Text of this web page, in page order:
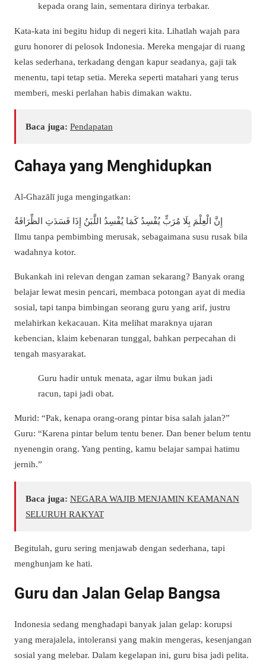
kepada orang lain, sementara dirinya terbakar.
Kata-kata ini begitu hidup di negeri kita. Lihatlah wajah para
guru honorer di pelosok Indonesia. Mereka mengajar di ruang
kelas sederhana, terkadang dengan kapur seadanya, gaji tak
menentu, tapi tetap setia. Mereka seperti matahari yang terus
memberi, meski perlahan habis dimakan waktu.
Baca juga: Pendapatan
Cahaya yang Menghidupkan
Al-Ghazālī juga mengingatkan:
إِنَّ الْعِلْمَ بِلَا مُرَبٍّ يُفْسِدُ كَمَا يُفْسِدُ اللَّبَنُ إِذَا فَسَدَتِ الظِّرَافَةُ
Ilmu tanpa pembimbing merusak, sebagaimana susu rusak bila
wadahnya kotor.
Bukankah ini relevan dengan zaman sekarang? Banyak orang
belajar lewat mesin pencari, membaca potongan ayat di media
sosial, tapi tanpa bimbingan seorang guru yang arif, justru
melahirkan kekacauan. Kita melihat maraknya ujaran
kebencian, klaim kebenaran tunggal, bahkan perpecahan di
tengah masyarakat.
Guru hadir untuk menata, agar ilmu bukan jadi
racun, tapi jadi obat.
Murid: “Pak, kenapa orang-orang pintar bisa salah jalan?”
Guru: “Karena pintar belum tentu bener. Dan bener belum tentu
nyenengin orang. Yang penting, kamu belajar sampai hatimu
jernih.”
Baca juga: NEGARA WAJIB MENJAMIN KEAMANAN
SELURUH RAKYAT
Begitulah, guru sering menjawab dengan sederhana, tapi
menghunjam ke hati.
Guru dan Jalan Gelap Bangsa
Indonesia sedang menghadapi banyak jalan gelap: korupsi
yang merajalela, intoleransi yang makin mengeras, kesenjangan
sosial yang melebar. Dalam kegelapan ini, guru bisa jadi pelita.